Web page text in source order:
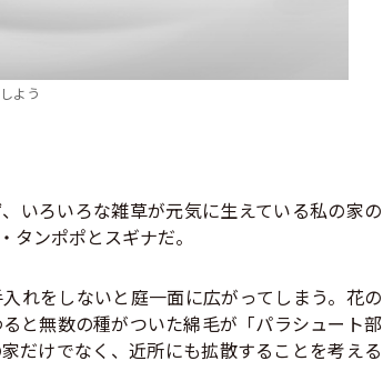
よう
いろいろな雑草が元気に生えている私の家の
ンポポとスギナだ。
れをしないと庭一面に広がってしまう。花の
と無数の種がついた綿毛が「パラシュート部
だけでなく、近所にも拡散することを考える